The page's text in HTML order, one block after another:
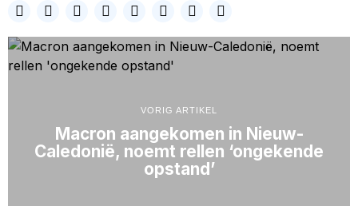
VORIG ARTIKEL
Macron aangekomen in Nieuw-
Caledonië, noemt rellen ‘ongekende
opstand’